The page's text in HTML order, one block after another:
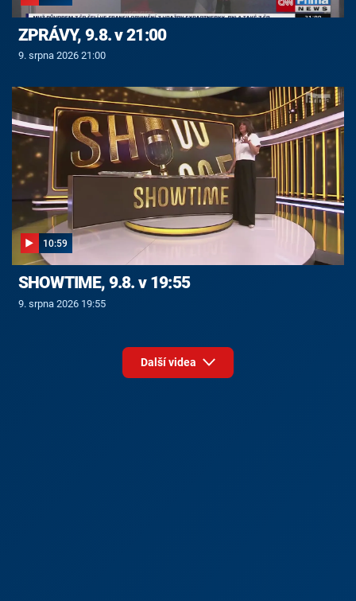
ZPRÁVY, 9.8. v 21:00
9. srpna 2026 21:00
10:59
SHOWTIME, 9.8. v 19:55
9. srpna 2026 19:55
Další videa